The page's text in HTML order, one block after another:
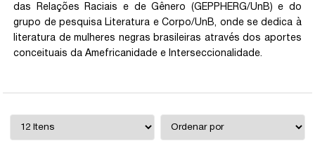
das Relações Raciais e de Gênero (GEPPHERG/UnB) e do
grupo de pesquisa Literatura e Corpo/UnB, onde se dedica à
literatura de mulheres negras brasileiras através dos aportes
conceituais da Amefricanidade e Interseccionalidade.